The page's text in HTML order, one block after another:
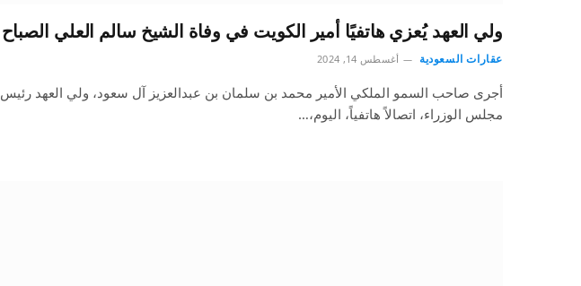
ولي العهد يُعزي هاتفيًا أمير الكويت في وفاة الشيخ سالم العلي الصباح
عقارات السعودية أغسطس 14, 2024
أجرى صاحب السمو الملكي الأمير محمد بن سلمان بن عبدالعزيز آل سعود، ولي العهد رئيس
مجلس الوزراء، اتصالاً هاتفياً، اليوم،…